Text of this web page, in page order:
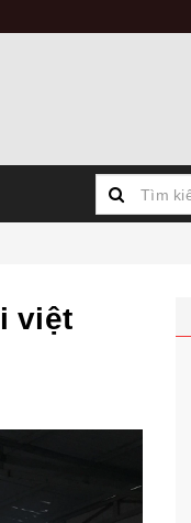
việt